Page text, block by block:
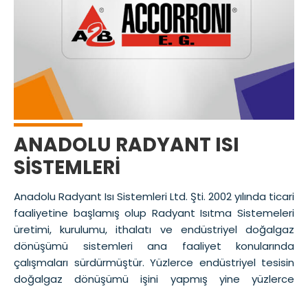
ANADOLU RADYANT ISI
SİSTEMLERİ
Anadolu Radyant Isı Sistemleri Ltd. Şti. 2002 yılında ticari
faaliyetine başlamış olup Radyant Isıtma Sistemeleri
üretimi, kurulumu, ithalatı ve endüstriyel doğalgaz
dönüşümü sistemleri ana faaliyet konularında
çalışmaları sürdürmüştür. Yüzlerce endüstriyel tesisin
doğalgaz dönüşümü işini yapmış yine yüzlerce